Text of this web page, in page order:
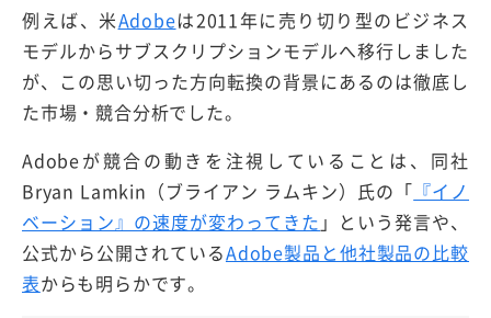
例えば、米Adobeは2011年に売り切り型のビジネス
モデルからサブスクリプションモデルへ移行しました
が、この思い切った方向転換の背景にあるのは徹底し
た市場・競合分析でした。
Adobeが競合の動きを注視していることは、同社
Bryan Lamkin（ブライアン ラムキン）氏の「 『イノ
ベーション』の速度が変わってきた 」という発言や、
公式から公開されているAdobe製品と他社製品の比較
表からも明らかです。